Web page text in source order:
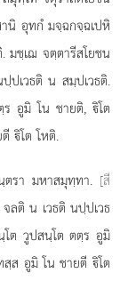
นิ อุทกํ มจฺฉกจฺฉเปหิ
มชฺเฌ จตฺตารีสโยชน
เวธติ น สมฺปเวธติ.
อูมิ โน ชายติ, ิโต
ิโต โหติ.
รา มหาสมุทฺทา. [สี
ติ น เวธติ นปฺปเวธ
ต วูปสนฺโต ตตฺร อูมิ
ส อูมิ โน ชายตี ิโต